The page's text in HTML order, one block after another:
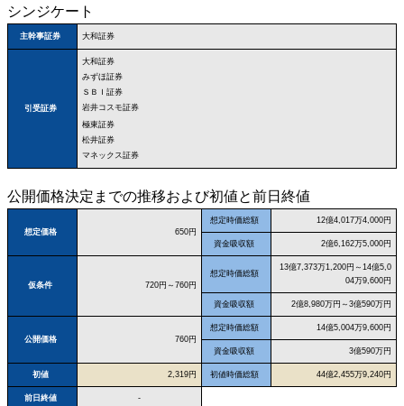
シンジケート
主幹事証券 大和証券
引受証券
大和証券
みずほ証券
ＳＢＩ証券
岩井コスモ証券
極東証券
松井証券
マネックス証券
公開価格決定までの推移および初値と前日終値
想定価格 650円
想定時価総額 12億4,017万4,000円
資金吸収額 2億6,162万5,000円
仮条件 720円～760円
想定時価総額
13億7,373万1,200円～14億5,0
04万9,600円
資金吸収額 2億8,980万円～3億590万円
公開価格 760円
想定時価総額 14億5,004万9,600円
資金吸収額 3億590万円
初値 2,319円 初値時価総額 44億2,455万9,240円
前日終値 -